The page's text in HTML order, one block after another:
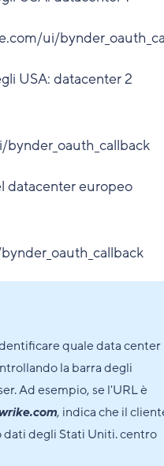
ui/
USA: datacenter 2
datacenter europeo
quale data center
la barra degli
Ad esempio, se l'URL è
, indica che il
dati degli Stati Uniti. centro